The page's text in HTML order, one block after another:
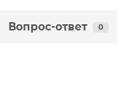
Вопрос-ответ 0